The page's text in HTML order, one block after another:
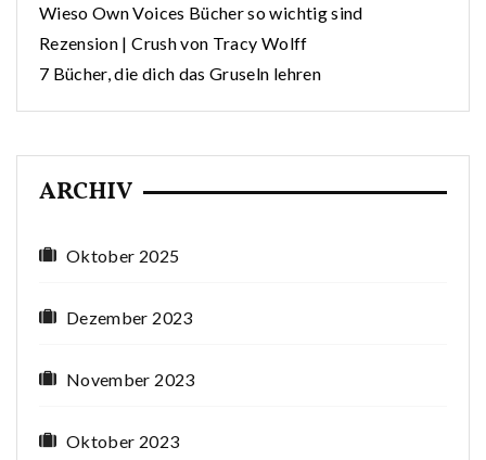
Wieso Own Voices Bücher so wichtig sind
Rezension | Crush von Tracy Wolff
7 Bücher, die dich das Gruseln lehren
ARCHIV
Oktober 2025
Dezember 2023
November 2023
Oktober 2023